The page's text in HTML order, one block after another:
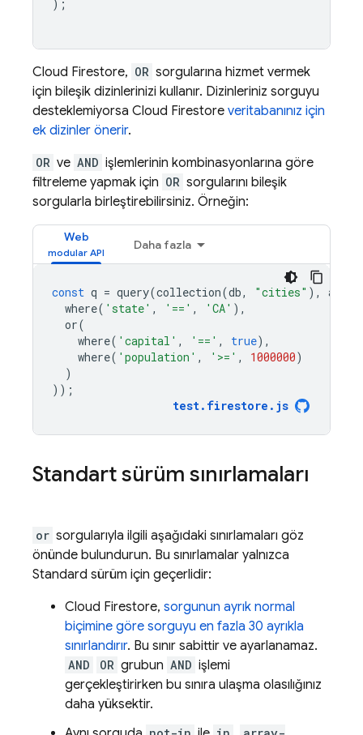
);
Cloud Firestore, OR sorgularına hizmet vermek
için bileşik dizinlerinizi kullanır. Dizinleriniz sorguyu
desteklemiyorsa Cloud Firestore veritabanınız için
ek dizinler önerir.
OR ve AND işlemlerinin kombinasyonlarına göre
filtreleme yapmak için OR sorgularını bileşik
sorgularla birleştirebilirsiniz. Örneğin:
Web
Daha fazla
const q = query(collection(db, "cities" ), and
where( 'state' , '==' , 'CA' ),
or(
where( 'capital' , '==' , true),
where( 'population' , '>=' , 1000000)
)
));
test. firestore . js
Standart sürüm sınırlamaları
or sorgularıyla ilgili aşağıdaki sınırlamaları göz
önünde bulundurun. Bu sınırlamalar yalnızca
Standard sürüm için geçerlidir:
Cloud Firestore, sorgunun ayrık normal
biçimine göre sorguyu en fazla 30 ayrıkla
sınırlandırır. Bu sınır sabittir ve ayarlanamaz.
AND OR grubun AND işlemi
gerçekleştirirken bu sınıra ulaşma olasılığınız
daha yüksektir.